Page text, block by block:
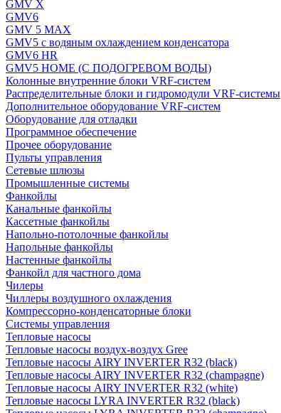
GMV X
GMV6
GMV 5 MAX
GMV5 с водяным охлаждением конденсатора
GMV6 HR
GMV5 HOME (С ПОДОГРЕВОМ ВОДЫ)
Колонные внутренние блоки VRF-систем
Распределительные блоки и гидромодули VRF-системы
Дополнительное оборудование VRF-систем
Оборудование для отладки
Программное обеспечение
Прочее оборудование
Пульты управления
Сетевые шлюзы
Промышленные системы
Фанкойлы
Канальные фанкойлы
Кассетные фанкойлы
Напольно-потолочные фанкойлы
Напольные фанкойлы
Настенные фанкойлы
Фанкойл для частного дома
Чилеры
Чиллеры воздушного охлаждения
Компрессорно-конденсаторные блоки
Системы управления
Тепловые насосы
Тепловые насосы воздух-воздух Gree
Тепловые насосы AIRY INVERTER R32 (black)
Тепловые насосы AIRY INVERTER R32 (champagne)
Тепловые насосы AIRY INVERTER R32 (white)
Тепловые насосы LYRA INVERTER R32 (black)